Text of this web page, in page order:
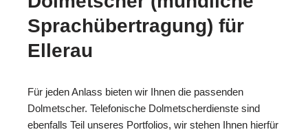
Sprachübertragung) für
Ellerau
Für jeden Anlass bieten wir Ihnen die passenden
Dolmetscher. Telefonische Dolmetscherdienste sind
ebenfalls Teil unseres Portfolios, wir stehen Ihnen hierfür